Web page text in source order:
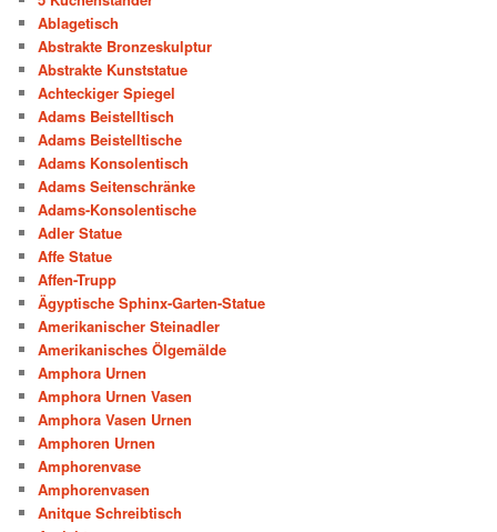
Ablagetisch
Abstrakte Bronzeskulptur
Abstrakte Kunststatue
Achteckiger Spiegel
Adams Beistelltisch
Adams Beistelltische
Adams Konsolentisch
Adams Seitenschränke
Adams-Konsolentische
Adler Statue
Affe Statue
Affen-Trupp
Ägyptische Sphinx-Garten-Statue
Amerikanischer Steinadler
Amerikanisches Ölgemälde
Amphora Urnen
Amphora Urnen Vasen
Amphora Vasen Urnen
Amphoren Urnen
Amphorenvase
Amphorenvasen
Anitque Schreibtisch